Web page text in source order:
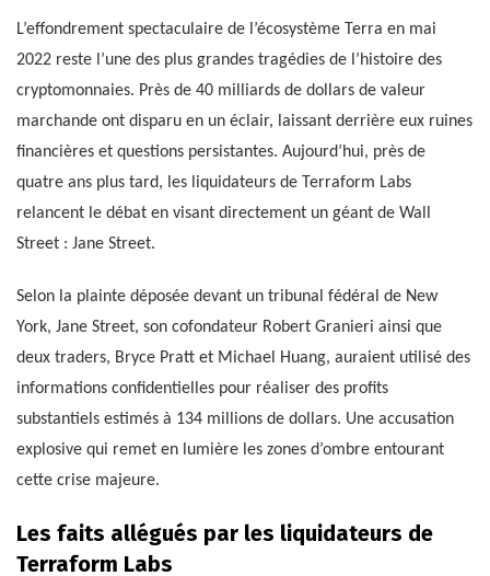
L’effondrement spectaculaire de l’écosystème Terra en mai
2022 reste l’une des plus grandes tragédies de l’histoire des
cryptomonnaies. Près de 40 milliards de dollars de valeur
marchande ont disparu en un éclair, laissant derrière eux ruines
financières et questions persistantes. Aujourd’hui, près de
quatre ans plus tard, les liquidateurs de Terraform Labs
relancent le débat en visant directement un géant de Wall
Street : Jane Street.
Selon la plainte déposée devant un tribunal fédéral de New
York, Jane Street, son cofondateur Robert Granieri ainsi que
deux traders, Bryce Pratt et Michael Huang, auraient utilisé des
informations confidentielles pour réaliser des profits
substantiels estimés à 134 millions de dollars. Une accusation
explosive qui remet en lumière les zones d’ombre entourant
cette crise majeure.
Les faits allégués par les liquidateurs de
Terraform Labs